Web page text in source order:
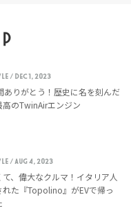
/ Dec 1, 2023
ありがとう！歴史に名を刻んだ
高のTwinAirエンジン
/ Aug 4, 2023
て、偉大なクルマ！イタリア人
れた『Topolino』がEVで帰っ